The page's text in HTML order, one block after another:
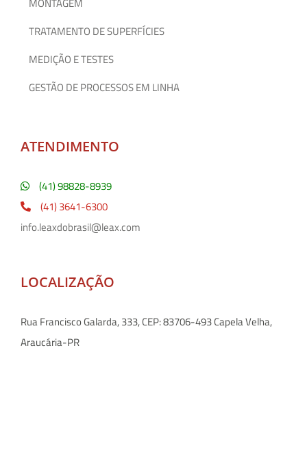
TRATAMENTO DE SUPERFÍCIES
MEDIÇÃO E TESTES
GESTÃO DE PROCESSOS EM LINHA
ATENDIMENTO
(41) 98828-8939
(41) 3641-6300
info.leaxdobrasil@leax.com
LOCALIZAÇÃO
Rua Francisco Galarda, 333, CEP: 83706-493 Capela Velha,
Araucária-PR